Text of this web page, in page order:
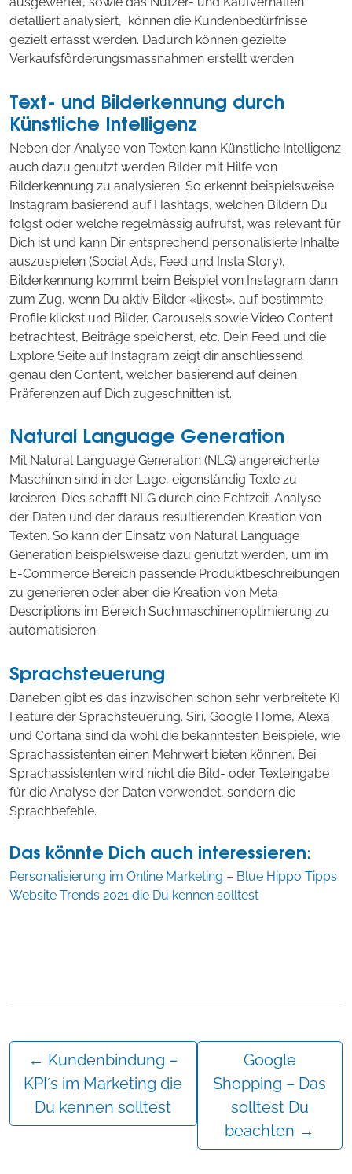
detalliert analysiert, können die Kundenbedürfnisse
gezielt erfasst werden. Dadurch können gezielte
Verkaufsförderungsmassnahmen erstellt werden.
Text- und Bilderkennung durch
Künstliche Intelligenz
Neben der Analyse von Texten kann Künstliche Intelligenz
auch dazu genutzt werden Bilder mit Hilfe von
Bilderkennung zu analysieren. So erkennt beispielsweise
Instagram basierend auf Hashtags, welchen Bildern Du
folgst oder welche regelmässig aufrufst, was relevant für
Dich ist und kann Dir entsprechend personalisierte Inhalte
auszuspielen (Social Ads, Feed und Insta Story).
Bilderkennung kommt beim Beispiel von Instagram dann
zum Zug, wenn Du aktiv Bilder «likest», auf bestimmte
Profile klickst und Bilder, Carousels sowie Video Content
betrachtest, Beiträge speicherst, etc. Dein Feed und die
Explore Seite auf Instagram zeigt dir anschliessend
genau den Content, welcher basierend auf deinen
Präferenzen auf Dich zugeschnitten ist.
Natural Language Generation
Mit Natural Language Generation (NLG) angereicherte
Maschinen sind in der Lage, eigenständig Texte zu
kreieren. Dies schafft NLG durch eine Echtzeit-Analyse
der Daten und der daraus resultierenden Kreation von
Texten. So kann der Einsatz von Natural Language
Generation beispielsweise dazu genutzt werden, um im
E-Commerce Bereich passende Produktbeschreibungen
zu generieren oder aber die Kreation von Meta
Descriptions im Bereich Suchmaschinenoptimierung zu
automatisieren.
Sprachsteuerung
Daneben gibt es das inzwischen schon sehr verbreitete KI
Feature der Sprachsteuerung. Siri, Google Home, Alexa
und Cortana sind da wohl die bekanntesten Beispiele, wie
Sprachassistenten einen Mehrwert bieten können. Bei
Sprachassistenten wird nicht die Bild- oder Texteingabe
für die Analyse der Daten verwendet, sondern die
Sprachbefehle.
Das könnte Dich auch interessieren:
Personalisierung im Online Marketing – Blue Hippo Tipps
Website Trends 2021 die Du kennen solltest
← Kundenbindung –
KPI´s im Marketing die
Du kennen solltest
Google
Shopping – Das
solltest Du
beachten →